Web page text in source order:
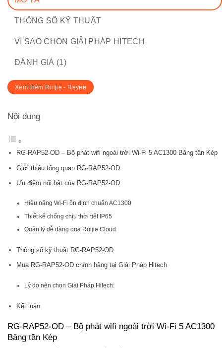
THÔNG SỐ KỸ THUẬT
VÌ SAO CHỌN GIẢI PHÁP HITECH
ĐÁNH GIÁ (1)
Xem thêm Ruijie - Reyee
Nội dung
RG-RAP52-OD – Bộ phát wifi ngoài trời Wi-Fi 5 AC1300 Băng tần Kép
Giới thiệu tổng quan RG-RAP52-OD
Ưu điểm nổi bật của RG-RAP52-OD
Hiệu năng Wi-Fi ổn định chuẩn AC1300
Thiết kế chống chịu thời tiết IP65
Quản lý dễ dàng qua Ruijie Cloud
Thông số kỹ thuật RG-RAP52-OD
Mua RG-RAP52-OD chính hãng tại Giải Pháp Hitech
Lý do nên chọn Giải Pháp Hitech:
Kết luận
RG-RAP52-OD – Bộ phát wifi ngoài trời Wi-Fi 5 AC1300
Băng tần Kép